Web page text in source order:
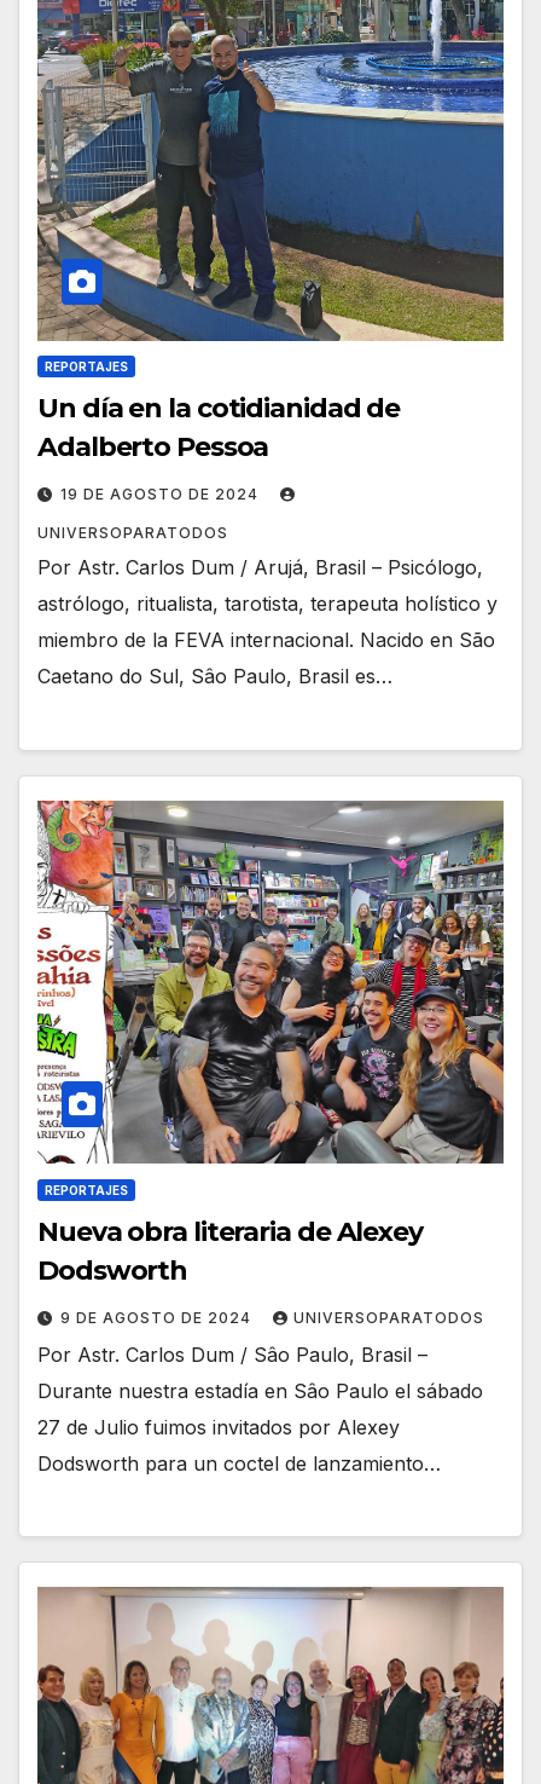
REPORTAJES
Un día en la cotidianidad de
Adalberto Pessoa
19 DE AGOSTO DE 2024
UNIVERSOPARATODOS
Por Astr. Carlos Dum / Arujá, Brasil – Psicólogo,
astrólogo, ritualista, tarotista, terapeuta holístico y
miembro de la FEVA internacional. Nacido en São
Caetano do Sul, Sâo Paulo, Brasil es…
REPORTAJES
Nueva obra literaria de Alexey
Dodsworth
9 DE AGOSTO DE 2024 UNIVERSOPARATODOS
Por Astr. Carlos Dum / Sâo Paulo, Brasil –
Durante nuestra estadía en Sâo Paulo el sábado
27 de Julio fuimos invitados por Alexey
Dodsworth para un coctel de lanzamiento…